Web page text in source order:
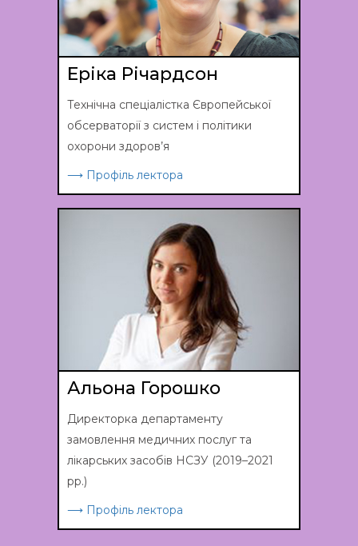
Еріка Річардсон
Технічна спеціалістка Європейської
обсерваторії з систем і політики
охорони здоров’я
⟶ Профіль лектора
Альона Горошко
Директорка департаменту
замовлення медичних послуг та
лікарських засобів НСЗУ (2019–2021
рр.)
⟶ Профіль лектора